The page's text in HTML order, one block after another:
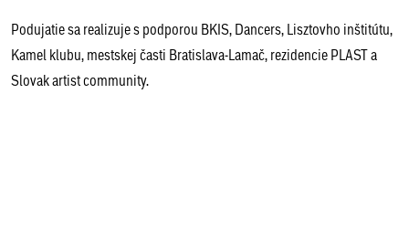
Podujatie sa realizuje s podporou BKIS, Dancers, Lisztovho inštitútu,
Kamel klubu, mestskej časti Bratislava-Lamač, rezidencie PLAST a
Slovak artist community.